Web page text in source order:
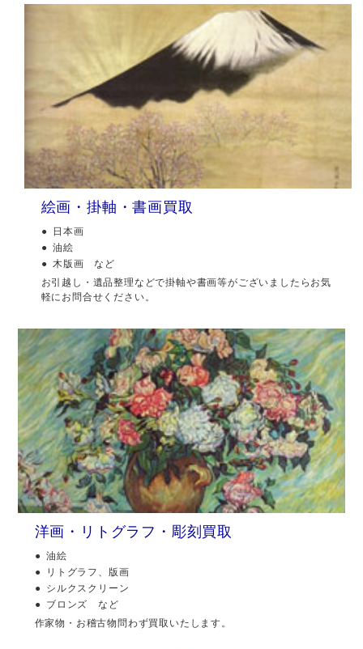
絵画・掛軸・書画買取
日本画
油絵
木版画 など
お引越し・遺品整理などで掛軸や書画等がございましたらお気
軽にお問合せください。
洋画・リトグラフ・彫刻買取
油絵
リトグラフ、版画
シルクスクリーン
ブロンズ など
作家物・お稽古物問わず買取いたします。